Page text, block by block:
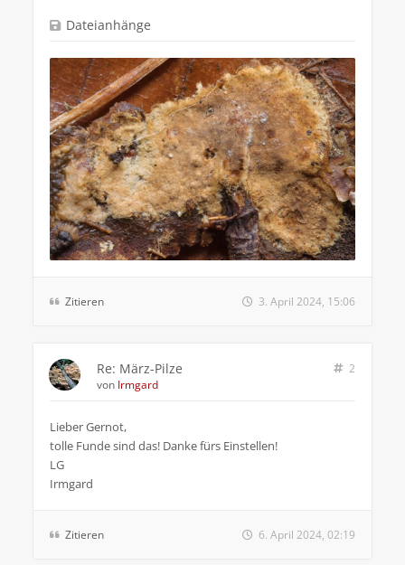
Dateianhänge
Zitieren 3. April 2024, 15:06
Re: März-Pilze
2
von Irmgard
Lieber Gernot,
tolle Funde sind das! Danke fürs Einstellen!
LG
Irmgard
Zitieren 6. April 2024, 02:19